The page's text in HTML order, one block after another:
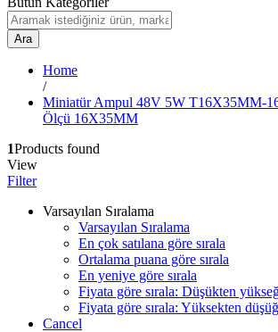
Ara
Home
/
Miniatür Ampul 48V 5W T16X35MM-
Ölçü 16X35MM
1Products found
View
Filter
Varsayılan Sıralama
Varsayılan Sıralama
En çok satılana göre sırala
Ortalama puana göre sırala
En yeniye göre sırala
Fiyata göre sırala: Düşükten
Fiyata göre sırala: Yüksekten
Cancel